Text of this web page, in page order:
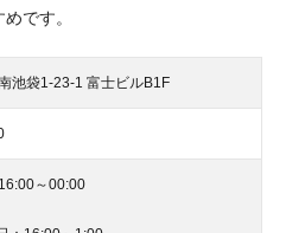
です。
池袋1-23-1 富士ビルB1F
～00:00